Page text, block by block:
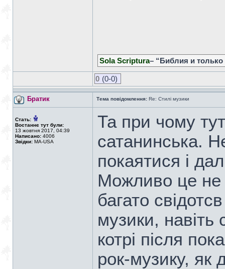
Sola Scriptura– “Библия и
0 (0-0)
Братик Тема повідомлення: Re: Стилі музики
Стать:
Востаннє тут були:
13 жовтня 2017, 04:39
Написано: 4006
Звідки: MA-USA
Та при чому
сатанинська.
покаятися і
Можливо це не
багато
музики,
котрі після
рок-музику, як